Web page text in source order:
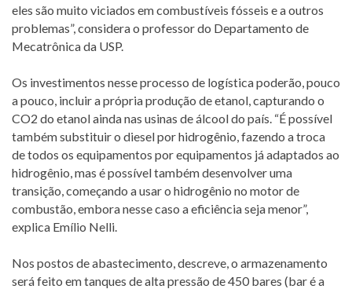
eles são muito viciados em combustíveis fósseis e a outros
problemas”, considera o professor do Departamento de
Mecatrônica da USP.
Os investimentos nesse processo de logística poderão, pouco
a pouco, incluir a própria produção de etanol, capturando o
CO2 do etanol ainda nas usinas de álcool do país. “É possível
também substituir o diesel por hidrogênio, fazendo a troca
de todos os equipamentos por equipamentos já adaptados ao
hidrogênio, mas é possível também desenvolver uma
transição, começando a usar o hidrogênio no motor de
combustão, embora nesse caso a eficiência seja menor”,
explica Emílio Nelli.
Nos postos de abastecimento, descreve, o armazenamento
será feito em tanques de alta pressão de 450 bares (bar é a